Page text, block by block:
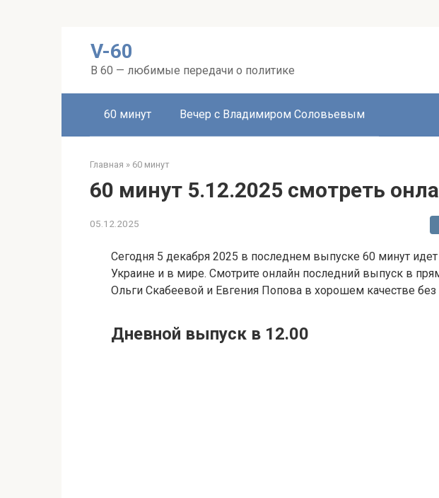
V-60
В 60 — любимые передачи о политике
60 минут Вечер с Владимиром Соловьевым
Главная » 60 минут
60 минут 5.12.2025 смотреть
05.12.2025
Сегодня 5 декабря 2025 в последнем выпуске 60 минут
Украине и в мире. Смотрите онлайн последний выпуск в
Ольги Скабеевой и Евгения Попова в хорошем качестве
Дневной выпуск в 12.00